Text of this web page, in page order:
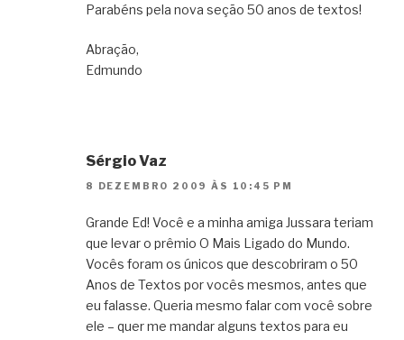
Parabéns pela nova seção 50 anos de textos!
Abração,
Edmundo
Sérgio Vaz
8 DEZEMBRO 2009 ÀS 10:45 PM
Grande Ed! Você e a minha amiga Jussara teriam
que levar o prêmio O Mais Ligado do Mundo.
Vocês foram os únicos que descobriram o 50
Anos de Textos por vocês mesmos, antes que
eu falasse. Queria mesmo falar com você sobre
ele – quer me mandar alguns textos para eu